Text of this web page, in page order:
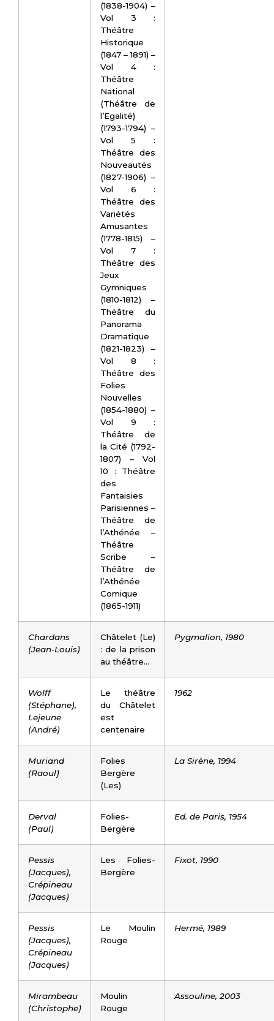
(1838-1904) –
Vol 3 :
Théâtre
Historique
(1847 – 1891) –
Vol 4 :
Théâtre
National
(Théâtre de
l’Egalité)
(1793-1794) –
Vol 5 :
Théâtre des
Nouveautés
(1827-1906) –
Vol 6 :
Théâtre des
Variétés
Amusantes
(1778-1815) –
Vol 7 :
Théâtre des
Jeux
Gymniques
(1810-1812) –
Théâtre du
Panorama
Dramatique
(1821-1823) –
Vol 8 :
Théâtre des
Folies
Nouvelles
(1854-1880) –
Vol 9 :
Théâtre de
la Cité (1792-
1807) – Vol
10 : Théâtre
des
Fantaisies
Parisiennes –
Théâtre de
l’Athénée –
Théâtre
Scribe –
Théâtre de
l’Athénée
Comique
(1865-1911)
Chardans
(Jean-Louis)
Châtelet (Le)
: de la prison
au théâtre…
Pygmalion, 1980
Wolff
(Stéphane),
Lejeune
(André)
Le théâtre
du Châtelet
est
centenaire
1962
Muriand
(Raoul)
Folies
Bergère
(Les)
La Sirène, 1994
Derval
(Paul)
Folies-
Bergère
Ed. de Paris, 1954
Pessis
(Jacques),
Crépineau
(Jacques)
Les Folies-
Bergère
Fixot, 1990
Pessis
(Jacques),
Crépineau
(Jacques)
Le Moulin
Rouge
Hermé, 1989
Mirambeau
(Christophe)
Moulin
Rouge
Assouline, 2003